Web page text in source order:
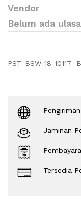
Vendor
Belum ada
PST-BSW-18-10117
Jaminan
Tersedia